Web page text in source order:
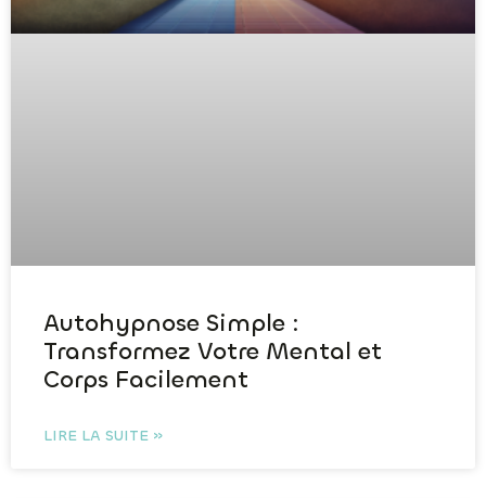
Autohypnose Simple :
Transformez Votre Mental et
Corps Facilement
LIRE LA SUITE »